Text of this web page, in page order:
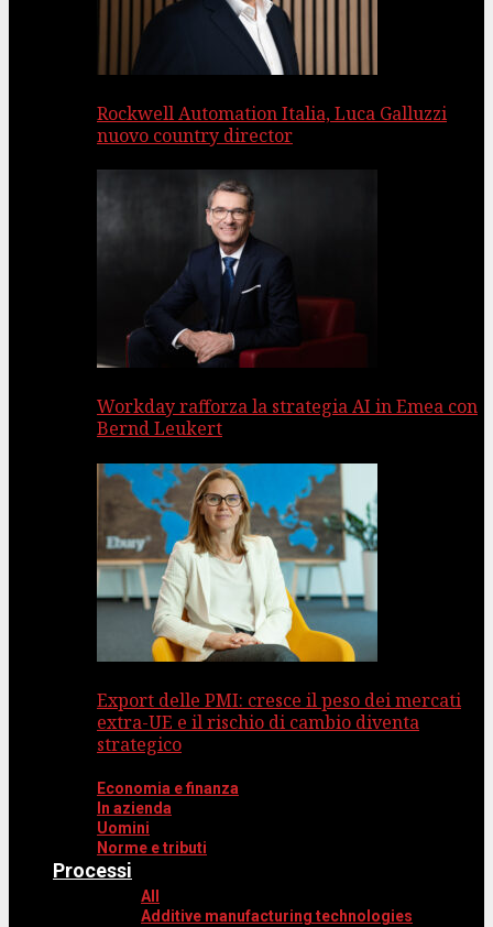
Rockwell Automation Italia, Luca Galluzzi
nuovo country director
Workday rafforza la strategia AI in Emea con
Bernd Leukert
Export delle PMI: cresce il peso dei mercati
extra-UE e il rischio di cambio diventa
strategico
Economia e finanza
In azienda
Uomini
Norme e tributi
Processi
All
Additive manufacturing technologies